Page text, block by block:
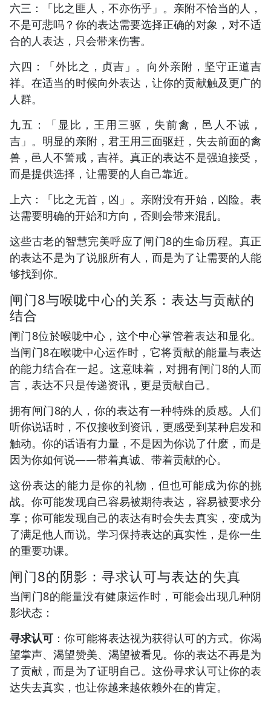
六三：「比之匪人，不亦伤乎」。亲附不恰当的人，
不是可悲吗？你的表达需要选择正确的对象，对不适
合的人表达，只会带来伤害。
六四：「外比之，贞吉」。向外亲附，坚守正道吉
祥。在适当的时候向外表达，让你的贡献触及更广的
人群。
九五：「显比，王用三驱，失前禽，邑人不诫，
吉」。明显的亲附，君王用三面驱赶，失去前面的禽
兽，邑人不警戒，吉祥。真正的表达不是强迫接受，
而是提供选择，让需要的人自己靠近。
上六：「比之无首，凶」。亲附没有开始，凶险。表
达需要明确的开始和方向，否则会带来混乱。
这些古老的智慧完美呼应了闸门8的生命历程。真正
的表达不是为了说服所有人，而是为了让需要的人能
够找到你。
闸门8与喉咙中心的关系：表达与贡献的
结合
闸门8位於喉咙中心，这个中心掌管着表达和显化。
当闸门8在喉咙中心运作时，它将贡献的能量与表达
的能力结合在一起。这意味着，对拥有闸门8的人而
言，表达不只是传递资讯，更是贡献自己。
拥有闸门8的人，你的表达有一种特殊的质感。人们
听你说话时，不仅接收到资讯，更感受到某种启发和
触动。你的话语有力量，不是因为你说了什麽，而是
因为你如何说——带着真诚、带着贡献的心。
这份表达的能力是你的礼物，但也可能成为你的挑
战。你可能发现自己容易被期待表达，容易被要求分
享；你可能发现自己的表达有时会失去真实，变成为
了满足他人而说。学习保持表达的真实性，是你一生
的重要功课。
闸门8的阴影：寻求认可与表达的失真
当闸门8的能量没有健康运作时，可能会出现几种阴
影状态：
寻求认可 ：你可能将表达视为获得认可的方式。你渴
望掌声、渴望赞美、渴望被看见。你的表达不再是为
了贡献，而是为了证明自己。这份寻求认可让你的表
达失去真实，也让你越来越依赖外在的肯定。